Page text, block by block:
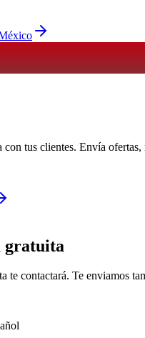
tus clientes. Envía
gratuita
te contactará. Te enviamos